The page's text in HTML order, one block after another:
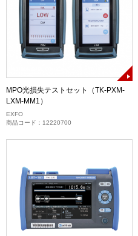
MPO光損失テストセット（TK-PXM-
LXM-MM1）
EXFO
商品コード：12220700